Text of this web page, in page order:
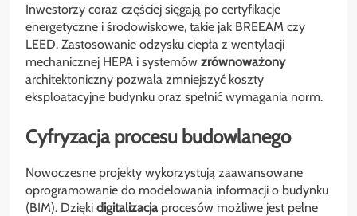
Inwestorzy coraz częściej sięgają po certyfikacje
energetyczne i środowiskowe, takie jak BREEAM czy
LEED. Zastosowanie odzysku ciepła z wentylacji
mechanicznej HEPA i systemów zrównoważony
architektoniczny pozwala zmniejszyć koszty
eksploatacyjne budynku oraz spełnić wymagania norm.
Cyfryzacja procesu budowlanego
Nowoczesne projekty wykorzystują zaawansowane
oprogramowanie do modelowania informacji o budynku
(BIM). Dzięki digitalizacjaprocesów możliwe jest pełne